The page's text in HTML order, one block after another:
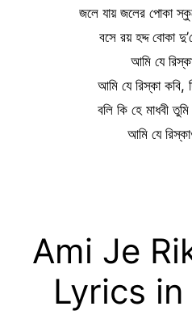
জলে যায় জলের পোকা
বসে রয় হদ্দ বোকা
আমি যে
আমি যে রিস্কা কবি,
বলি কি হে মাধবী
আমি যে
Ami Je
Lyrics